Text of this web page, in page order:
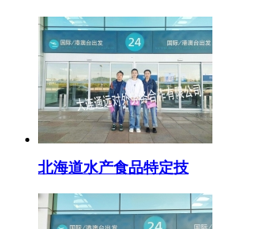
北海道水产食品特定技